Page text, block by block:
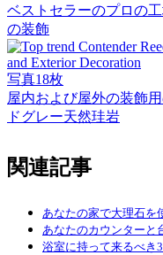
ベストセラーのプロの
の装飾
写真18枚
屋内および屋外の装飾
ドグレー天然珪岩
関連記事
あなたの家で大理石を
あなたのカウンターと
浴室に持って来るべき